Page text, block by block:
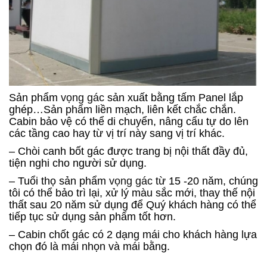
Sản phẩm vọng gác sản xuất bằng tấm Panel lắp
ghép…Sản phẩm liền mạch, liên kết chắc chắn.
Cabin bảo vệ có thể di chuyển, nâng cẩu tự do lên
các tầng cao hay từ vị trí này sang vị trí khác.
– Chòi canh bốt gác được trang bị nội thất đầy đủ,
tiện nghi cho người sử dụng.
– Tuổi thọ sản phẩm vọng gác từ 15 -20 năm, chúng
tôi có thể bảo trì lại, xử lý màu sắc mới, thay thế nội
thất sau 20 năm sử dụng để Quý khách hàng có thể
tiếp tục sử dụng sản phẩm tốt hơn.
– Cabin chốt gác có 2 dạng mái cho khách hàng lựa
chọn đó là mái nhọn và mái bằng.